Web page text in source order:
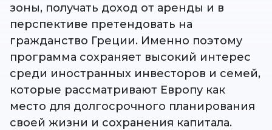
зоны, получать доход от аренды и в
перспективе претендовать на
гражданство Греции. Именно поэтому
программа сохраняет высокий интерес
среди иностранных инвесторов и семей,
которые рассматривают Европу как
место для долгосрочного планирования
своей жизни и сохранения капитала.